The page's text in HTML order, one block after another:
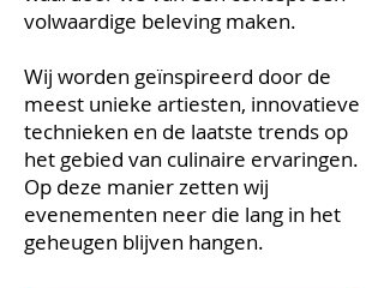
volwaardige beleving maken.
Wij worden geïnspireerd door de
meest unieke artiesten, innovatieve
technieken en de laatste trends op
het gebied van culinaire ervaringen.
Op deze manier zetten wij
evenementen neer die lang in het
geheugen blijven hangen.